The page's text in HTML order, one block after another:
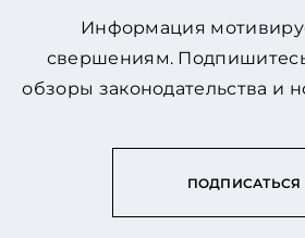
Информация
свершениям.
обзоры законодательства и
ПОДПИСАТЬСЯ